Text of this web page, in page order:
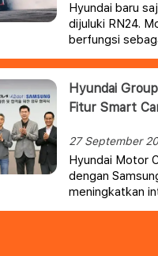
Hyundai baru
dijuluki RN24.
berfungsi
fitur balap yang
divisi N.
Hyundai
Fitur Smart
27 September
Hyundai Motor
dengan
meningkatkan
(SDV) dan